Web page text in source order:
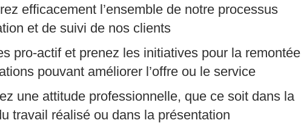
efficacement l’ensemble de notre processus
et de suivi de nos clients
pro-actif et prenez les initiatives pour la remontée
pouvant améliorer l’offre ou le service
une attitude professionnelle, que ce soit dans la
travail réalisé ou dans la présentation​